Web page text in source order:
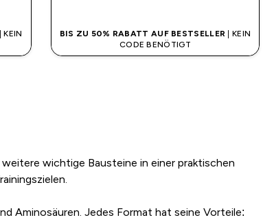
| KEIN
BIS ZU 50% RABATT AUF BESTSELLER | KEIN
CODE BENÖTIGT
wichtige Bausteine in einer praktischen
Aminosäuren. Jedes Format hat seine Vorteile: